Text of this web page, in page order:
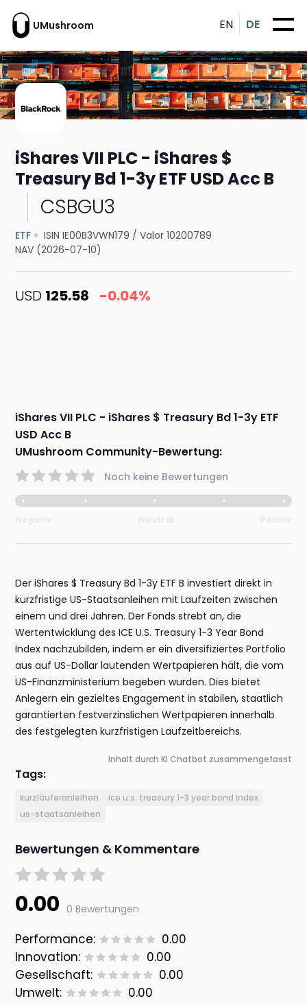
UMushroom EN DE
iShares VII PLC - iShares $
Treasury Bd 1-3y ETF USD Acc B
CSBGU3
ETF ISIN IE00B3VWN179 /Valor 10200789
NAV (2026-07-10)
USD 125.58 -0.04%
iShares VII PLC - iShares $ Treasury Bd 1-3y ETF
USD Acc B
UMushroom Community-Bewertung:
Noch keine Bewertungen
Der iShares $ Treasury Bd 1-3y ETF B investiert direkt in
kurzfristige US-Staatsanleihen mit Laufzeiten zwischen
einem und drei Jahren. Der Fonds strebt an, die
Wertentwicklung des ICE U.S. Treasury 1-3 Year Bond
Index nachzubilden, indem er ein diversifiziertes Portfolio
aus auf US-Dollar lautenden Wertpapieren hält, die vom
US-Finanzministerium begeben wurden. Dies bietet
Anlegern ein gezieltes Engagement in stabilen, staatlich
garantierten festverzinslichen Wertpapieren innerhalb
des festgelegten kurzfristigen Laufzeitbereichs.
Inhalt durch KI Chatbot zusammengefasst
Tags:
kurzläuferanleihen
ice u.s. treasury 1-3 year bond index
us-staatsanleihen
Bewertungen & Kommentare
0.00 0 Bewertungen
Performance:
0.00
Innovation:
0.00
Gesellschaft:
0.00
Umwelt:
0.00